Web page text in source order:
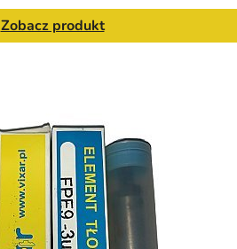
Zobacz produkt